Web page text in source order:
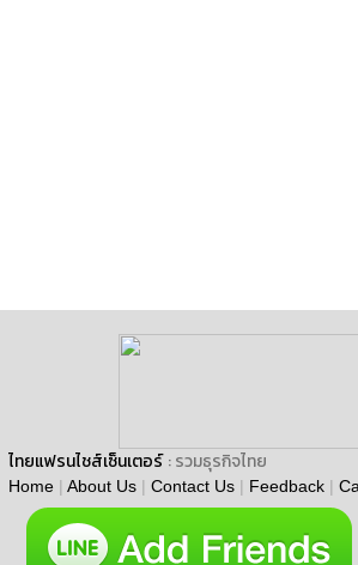
ไทยแฟรนไชส์เซ็นเตอร์ : รวมธุรกิจไทย
Home | About Us | Contact Us | Feedback |